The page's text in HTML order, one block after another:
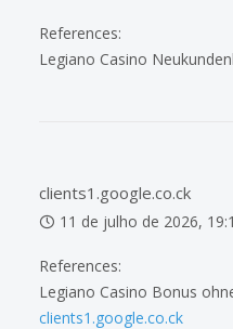
References:
Legiano Casino
clients1.google.co.ck
11 de julho de 2026,
References:
Legiano Casino Bonus
clients1.google.co.ck